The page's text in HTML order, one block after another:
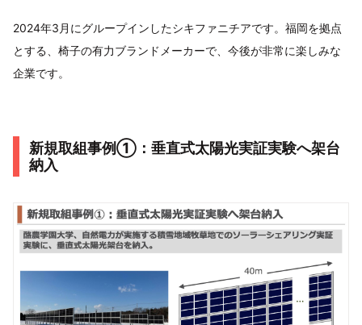
2024年3月にグループインしたシキファニチアです。福岡を拠点
とする、椅子の有力ブランドメーカーで、今後が非常に楽しみな
企業です。
新規取組事例①：垂直式太陽光実証実験へ架台
納入